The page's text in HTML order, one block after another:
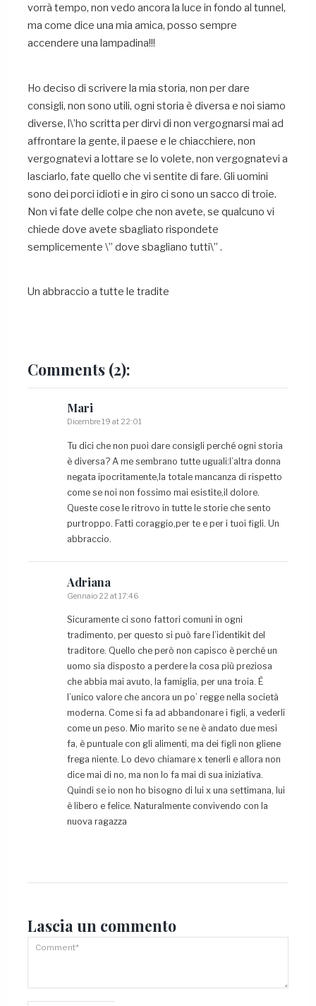
vorrà tempo, non vedo ancora la luce in fondo al tunnel,
ma come dice una mia amica, posso sempre
accendere una lampadina!!!
Ho deciso di scrivere la mia storia, non per dare
consigli, non sono utili, ogni storia è diversa e noi siamo
diverse, l\’ho scritta per dirvi di non vergognarsi mai ad
affrontare la gente, il paese e le chiacchiere, non
vergognatevi a lottare se lo volete, non vergognatevi a
lasciarlo, fate quello che vi sentite di fare. Gli uomini
sono dei porci idioti e in giro ci sono un sacco di troie.
Non vi fate delle colpe che non avete, se qualcuno vi
chiede dove avete sbagliato rispondete
semplicemente \” dove sbagliano tutti\” .
Un abbraccio a tutte le tradite
Comments (2):
Mari
Dicembre 19 at 22:01
Tu dici che non puoi dare consigli perché ogni storia
è diversa? A me sembrano tutte uguali:l’altra donna
negata ipocritamente,la totale mancanza di rispetto
come se noi non fossimo mai esistite,il dolore.
Queste cose le ritrovo in tutte le storie che sento
purtroppo. Fatti coraggio,per te e per i tuoi figli. Un
abbraccio.
Adriana
Gennaio 22 at 17:46
Sicuramente ci sono fattori comuni in ogni
tradimento, per questo si può fare l’identikit del
traditore. Quello che però non capisco è perché un
uomo sia disposto a perdere la cosa più preziosa
che abbia mai avuto, la famiglia, per una troia. È
l’unico valore che ancora un po’ regge nella società
moderna. Come si fa ad abbandonare i figli, a vederli
come un peso. Mio marito se ne è andato due mesi
fa, è puntuale con gli alimenti, ma dei figli non gliene
frega niente. Lo devo chiamare x tenerli e allora non
dice mai di no, ma non lo fa mai di sua iniziativa.
Quindi se io non ho bisogno di lui x una settimana, lui
è libero e felice. Naturalmente convivendo con la
nuova ragazza
Lascia un commento